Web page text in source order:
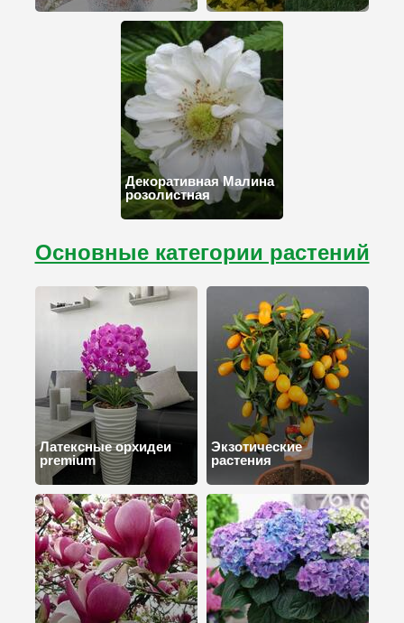
Декоративная Малина
розолистная
Основные категории растений
Латексные орхидеи
premium
Экзотические
растения